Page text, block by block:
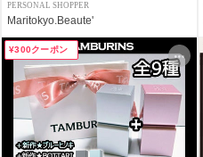
PERSONAL SHOPPER
Maritokyo.Beaute'
¥300クーポン